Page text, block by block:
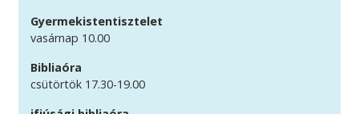
Gyermekistentisztelet
vasárnap 10.00
Bibliaóra
csütörtök 17.30-19.00